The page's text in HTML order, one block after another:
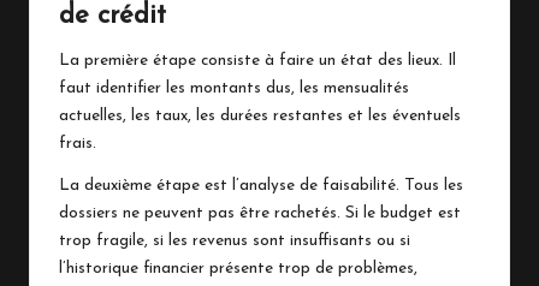
de crédit
La première étape consiste à faire un état des lieux. Il
faut identifier les montants dus, les mensualités
actuelles, les taux, les durées restantes et les éventuels
frais.
La deuxième étape est l’analyse de faisabilité. Tous les
dossiers ne peuvent pas être rachetés. Si le budget est
trop fragile, si les revenus sont insuffisants ou si
l’historique financier présente trop de problèmes,